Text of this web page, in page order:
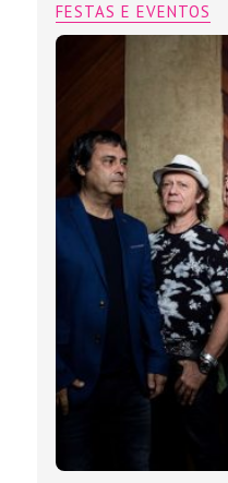
FESTAS E EVENTOS